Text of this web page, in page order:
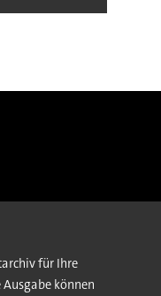
für Ihre
können